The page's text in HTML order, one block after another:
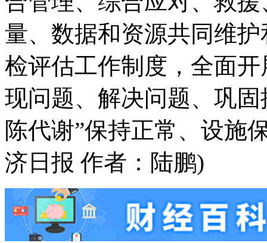
量、数据和资源共同维
检评估工作制度，全面
现问题、解决问题、巩
陈代谢”保持正常、设施
济日报 作者：陆鹏)